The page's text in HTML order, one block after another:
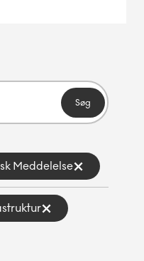
Søg
Meddelelse